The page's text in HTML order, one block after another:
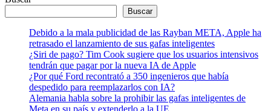
Buscar
Debido a la mala publicidad de las Rayban META, Apple ha
retrasado el lanzamiento de sus gafas inteligentes
¿Siri de pago? Tim Cook sugiere que los usuarios intensivos
tendrán que pagar por la nueva IA de Apple
¿Por qué Ford recontrató a 350 ingenieros que había
despedido para reemplazarlos con IA?
Alemania habla sobre la prohibir las gafas inteligentes de
Meta en su país y extenderlo a la UE